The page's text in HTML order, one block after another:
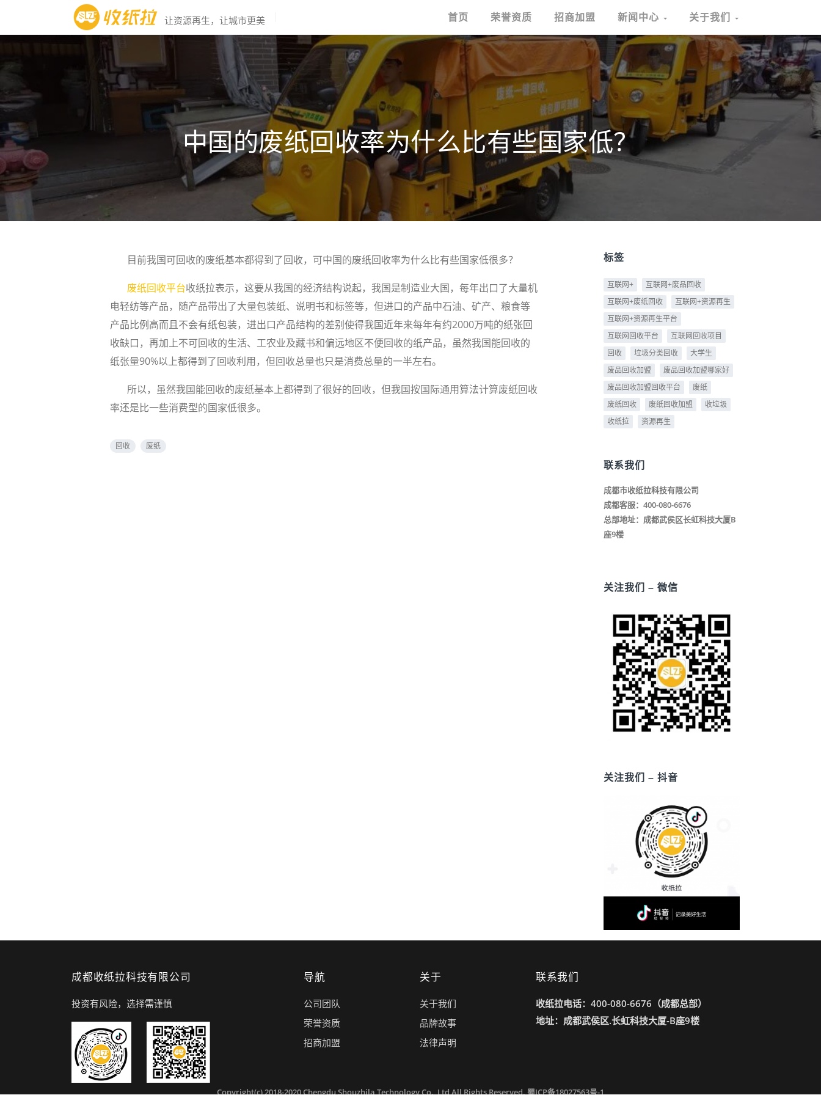
让资源再生，让城市更美 首页 荣誉资质 招商加盟 新闻中心 关于我们
中国的废纸回收率为什么比有些国家低？
目前我国可回收的废纸基本都得到了回收，可中国的废纸回收率为什么比有些国家低很多？
废纸回收平台收纸拉表示，这要从我国的经济结构说起，我国是制造业大国，每年出口了大量机
电轻纺等产品，随产品带出了大量包装纸、说明书和标签等，但进口的产品中石油、矿产、粮食等
产品比例高而且不会有纸包装，进出口产品结构的差别使得我国近年来每年有约2000万吨的纸张回
收缺口，再加上不可回收的生活、工农业及藏书和偏远地区不便回收的纸产品，虽然我国能回收的
纸张量90%以上都得到了回收利用，但回收总量也只是消费总量的一半左右。
所以，虽然我国能回收的废纸基本上都得到了很好的回收，但我国按国际通用算法计算废纸回收
率还是比一些消费型的国家低很多。
回收 废纸
标签
互联网+
互联网+废品回收
互联网+废纸回收
互联网+资源再生
互联网+资源再生平台
互联网回收平台
互联网回收项目
回收
垃圾分类回收
大学生
废品回收加盟
废品回收加盟哪家好
废品回收加盟回收平台
废纸
废纸回收
废纸回收加盟
收垃圾
收纸拉
资源再生
联系我们
成都市收纸拉科技有限公司
成都客服：400-080-6676
总部地址：成都武侯区长虹科技大厦B
座9楼
关注我们 – 微信
关注我们 – 抖音
联系我们
收纸拉电话：400-080-6676（成都总部）
地址：成都武侯区.长虹科技大厦-B座9楼
导航
公司团队
荣誉资质
招商加盟
关于
关于我们
品牌故事
法律声明
成都收纸拉科技有限公司
投资有风险，选择需谨慎
Copyright(c) 2018-2020 Chengdu Shouzhila Technology Co., Ltd All Rights Reserved.蜀ICP备18027563号-1